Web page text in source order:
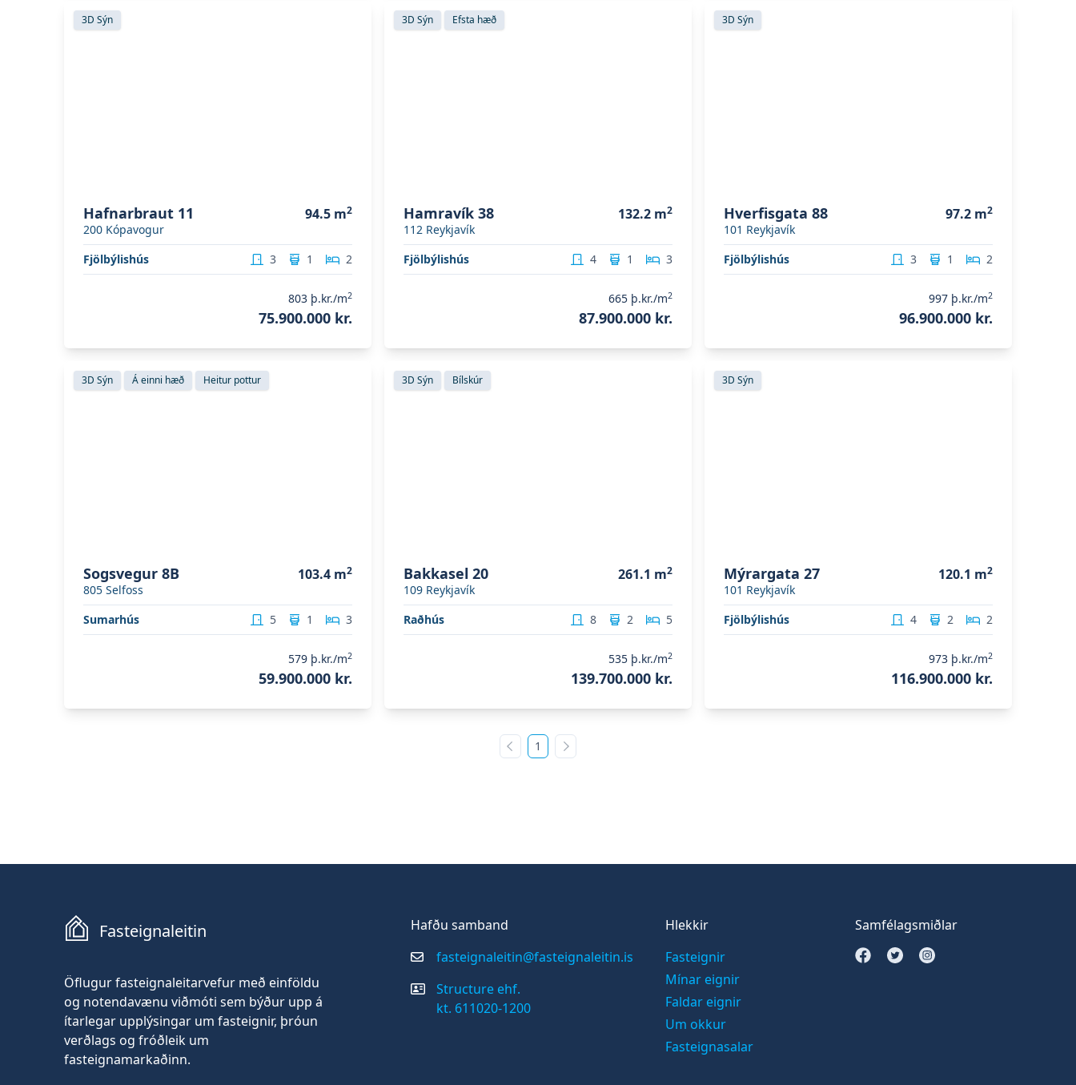
Skoða eignina
3D Sýn
Hafnarbraut 11
200 Kópavogur
94.5 m2
Fjölbýlishús 3 1 2
803 þ.kr./m2
75.900.000 kr.
Skoða eigninaHamravík 38
3D Sýn Efsta hæð
Hamravík 38
112 Reykjavík
132.2 m2
Fjölbýlishús 4 1 3
665 þ.kr./m2
87.900.000 kr.
Skoða eignina
3D Sýn
Hverfisgata 88
101 Reykjavík
97.2 m2
Fjölbýlishús 3 1 2
997 þ.kr./m2
96.900.000 kr.
Skoða eigninaSogsvegur 8B
3D Sýn Á einni hæð Heitur pottur
Sogsvegur 8B
805 Selfoss
103.4 m2
Sumarhús 5 1 3
579 þ.kr./m2
59.900.000 kr.
Skoða eigninaBakkasel 20
3D Sýn Bílskúr
Bakkasel 20
109 Reykjavík
261.1 m2
Raðhús 8 2 5
535 þ.kr./m2
139.700.000 kr.
Skoða eignina
3D Sýn
Mýrargata 27
101 Reykjavík
120.1 m2
Fjölbýlishús 4 2 2
973 þ.kr./m2
116.900.000 kr.
Fyrri síða
1 Næsta síða
Fasteignaleitin
Öflugur fasteignaleitarvefur með einföldu
og notendavænu viðmóti sem býður upp á
ítarlegar upplýsingar um fasteignir, þróun
verðlags og fróðleik um
fasteignamarkaðinn.
Hafðu samband
fasteignaleitin@fasteignaleitin.is
Structure ehf.
kt. 611020-1200
Hlekkir
Fasteignir
Mínar eignir
Faldar eignir
Um okkur
Fasteignasalar
Samfélagsmiðlar
Opna Facebook síðu
Opna Twitter síðu
Opna Instagram síðu